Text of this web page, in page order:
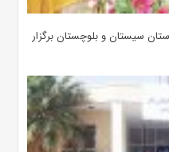
سیستان و بلوچستان برگزار